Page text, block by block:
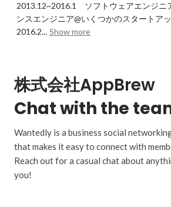
2013.12~2016.1　ソフトウェアエンジニ
ンスエンジニア@いくつかのスタートア
2016.2... Show more
株式会社AppBrew
Chat with the
Wantedly is a business social
that makes it easy to connect with
Reach out for a casual chat about
you!